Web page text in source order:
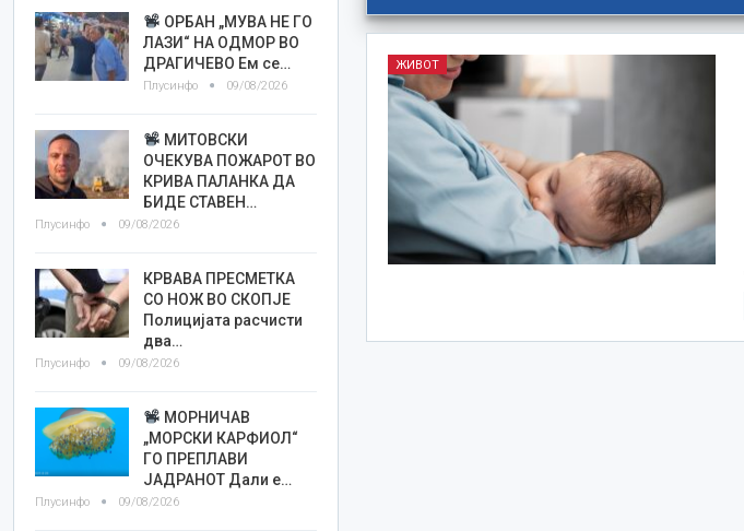
ЖИВОТ
ОРБАН „МУВА НЕ ГО
ЛАЗИ“ НА ОДМОР ВО
ДРАГИЧЕВО Ем се…
Плусинфо 09/08/2026
МИТОВСКИ
ОЧЕКУВА ПОЖАРОТ ВО
КРИВА ПАЛАНКА ДА
БИДЕ СТАВЕН…
Плусинфо 09/08/2026
КРВАВА ПРЕСМЕТКА
СО НОЖ ВО СКОПЈЕ
Полицијата расчисти
два…
Плусинфо 09/08/2026
МОРНИЧАВ
„МОРСКИ КАРФИОЛ“
ГО ПРЕПЛАВИ
ЈАДРАНОТ Дали е…
Плусинфо 09/08/2026